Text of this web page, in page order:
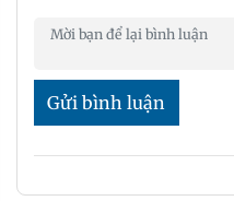
Gửi bình luận